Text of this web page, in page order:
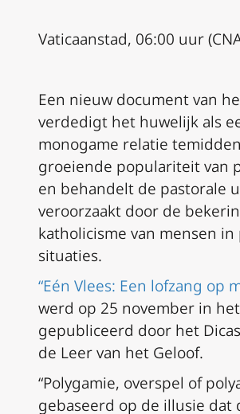
Vaticaanstad, 06:00 uur
Een nieuw document van
verdedigt het huwelijk als
monogame relatie
groeiende populariteit van
en behandelt de pastorale
veroorzaakt door de
katholicisme van mensen in
situaties.
“Eén Vlees: Een lofzang op
werd op 25 november in
gepubliceerd door het
de Leer van het Geloof.
“Polygamie, overspel of
gebaseerd op de illusie dat